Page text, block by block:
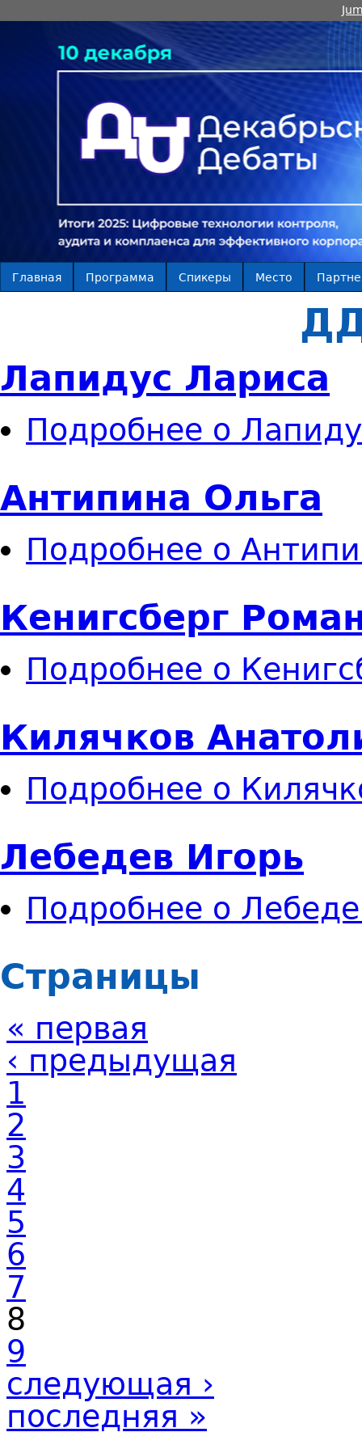
Главная Программа Спикеры Место
Лапидус Лариса
Подробнее о
Антипина Ольга
Подробнее о
Кенигсберг
Подробнее о
Килячков
Подробнее о
Лебедев Игорь
Подробнее о
Страницы
« первая
‹ предыдущая
1
2
3
4
5
6
7
8
9
следующая ›
последняя »